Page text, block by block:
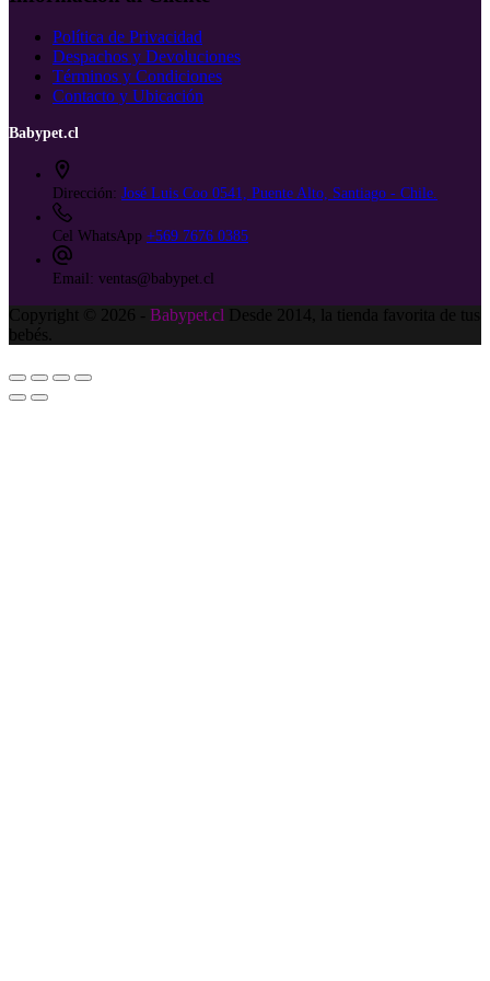
Política de Privacidad
Despachos y Devoluciones
Términos y Condiciones
Contacto y Ubicación
Babypet.cl
Dirección: José Luis Coo 0541, Puente Alto, Santiago - Chile.
Cel WhatsApp +569 7676 0385
Email: ventas@babypet.cl
Copyright © 2026 - Babypet.cl Desde 2014, la tienda favorita de tus
bebés.